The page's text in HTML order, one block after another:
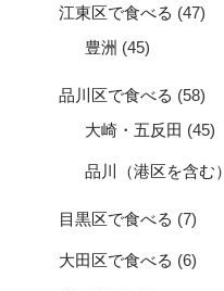
江東区で食べる (47)
豊洲 (45)
品川区で食べる (58)
大崎・五反田 (45)
品川（港区を含む）
目黒区で食べる (7)
大田区で食べる (6)